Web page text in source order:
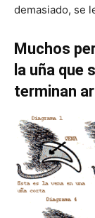
demasiado, se
Muchos
la uña que
terminan